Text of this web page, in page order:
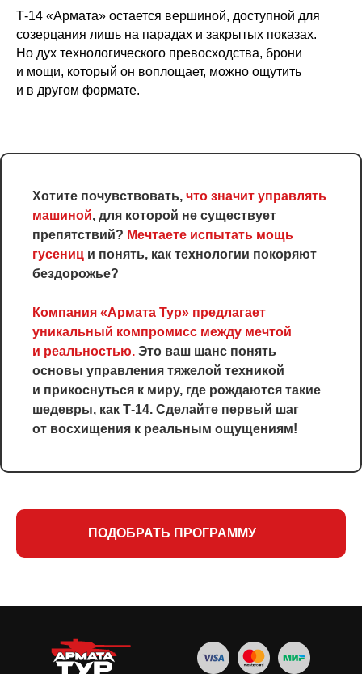
Т-14 «Армата» остается вершиной, доступной для
созерцания лишь на парадах и закрытых показах.
Но дух технологического превосходства, брони
и мощи, который он воплощает, можно ощутить
и в другом формате.
Хотите почувствовать, что значит управлять
машиной, для которой не существует
препятствий? Мечтаете испытать мощь
гусениц и понять, как технологии покоряют
бездорожье?
Компания «Армата Тур» предлагает
уникальный компромисс между мечтой
и реальностью. Это ваш шанс понять
основы управления тяжелой техникой
и прикоснуться к миру, где рождаются такие
шедевры, как Т-14. Сделайте первый шаг
от восхищения к реальным ощущениям!
ПОДОБРАТЬ ПРОГРАММУ